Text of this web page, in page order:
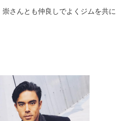
さんとも仲良しでよくジムを共に